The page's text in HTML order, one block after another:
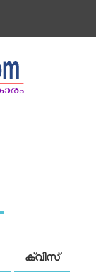
ക്വിസ്